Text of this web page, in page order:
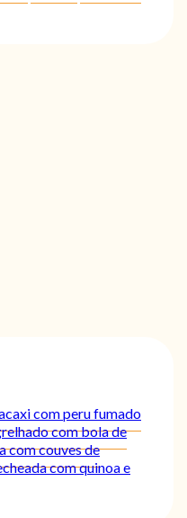
com peru fumado
com bola de
com couves de
com quinoa e